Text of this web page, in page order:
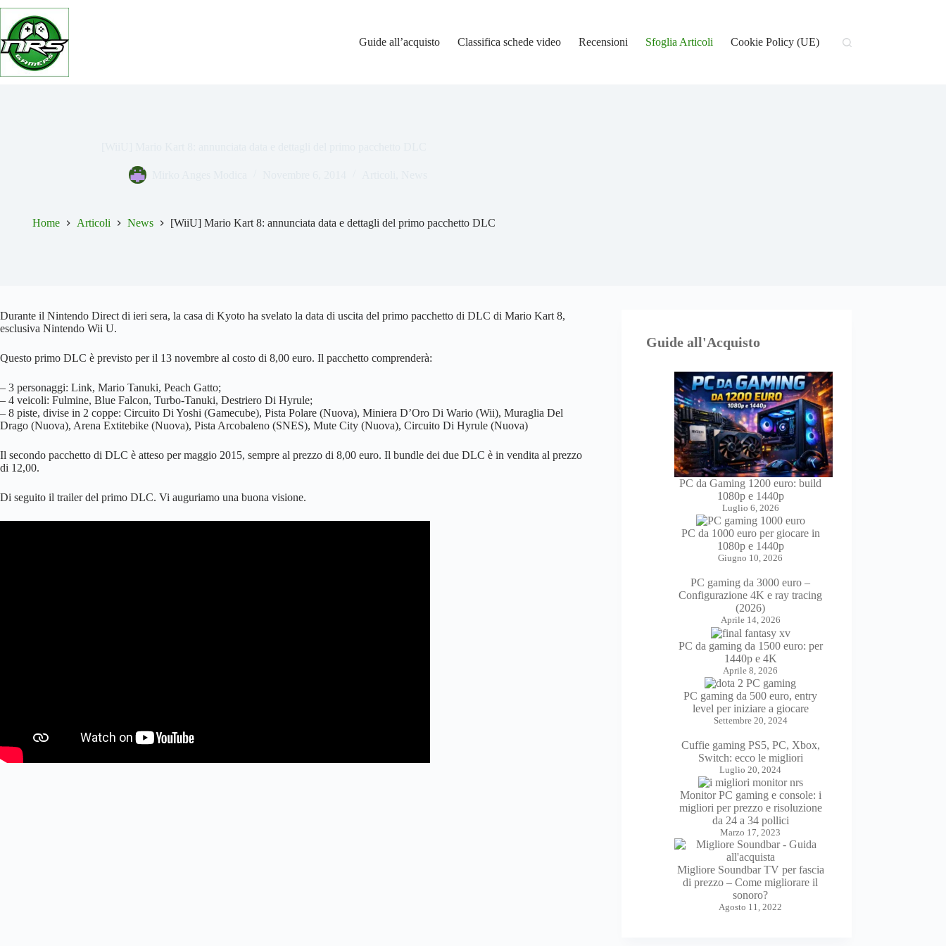
Salta
contenuto
Guide all’acquisto
Classifica schede video Recensioni Sfoglia Articoli Cookie Policy (UE)
Home Articoli News [WiiU] Mario Kart 8: annunciata data e dettagli del primo pacchetto DLC
Durante il Nintendo Direct di ieri sera, la casa di Kyoto ha svelato la data di uscita del primo pacchetto di DLC di Mario Kart 8,
esclusiva Nintendo Wii U.
Questo primo DLC è previsto per il 13 novembre al costo di 8,00 euro. Il pacchetto comprenderà:
– 3 personaggi: Link, Mario Tanuki, Peach Gatto;
– 4 veicoli: Fulmine, Blue Falcon, Turbo-Tanuki, Destriero Di Hyrule;
– 8 piste, divise in 2 coppe: Circuito Di Yoshi (Gamecube), Pista Polare (Nuova), Miniera D’Oro Di Wario (Wii), Muraglia Del
Drago (Nuova), Arena Extitebike (Nuova), Pista Arcobaleno (SNES), Mute City (Nuova), Circuito Di Hyrule (Nuova)
Il secondo pacchetto di DLC è atteso per maggio 2015, sempre al prezzo di 8,00 euro. Il bundle dei due DLC è in vendita al prezzo
di 12,00.
Di seguito il trailer del primo DLC. Vi auguriamo una buona visione.
Guide all'Acquisto
PC da Gaming 1200 euro: build
1080p e 1440p
Luglio 6, 2026
PC da 1000 euro per giocare in
1080p e 1440p
Giugno 10, 2026
PC gaming da 3000 euro –
Configurazione 4K e ray tracing
(2026)
Aprile 14, 2026
PC da gaming da 1500 euro: per
1440p e 4K
Aprile 8, 2026
PC gaming da 500 euro, entry
level per iniziare a giocare
Settembre 20, 2024
Cuffie gaming PS5, PC, Xbox,
Switch: ecco le migliori
Luglio 20, 2024
Monitor PC gaming e console: i
migliori per prezzo e risoluzione
da 24 a 34 pollici
Marzo 17, 2023
Migliore Soundbar TV per fascia
di prezzo – Come migliorare il
sonoro?
Agosto 11, 2022